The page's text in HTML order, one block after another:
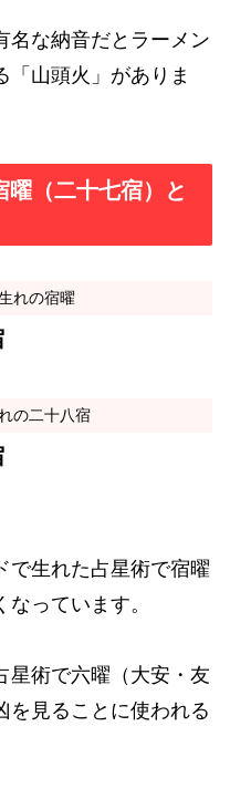
名な納音だとラーメン
「山頭火」がありま
曜（二十七宿）と
れの宿曜
の二十八宿
で生れた占星術で宿曜
っています。
星術で六曜（大安・友
を見ることに使われる